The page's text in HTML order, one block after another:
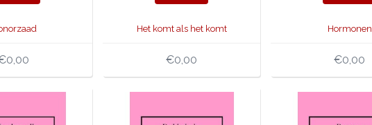
Het komt als het komt
€0,00
Hormonen
€0,00